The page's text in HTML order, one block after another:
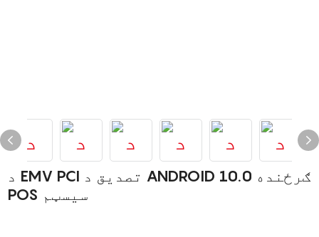
د EMV PCI تصدیق د ANDROID 10.0 ګرځنده
POS سیسټم